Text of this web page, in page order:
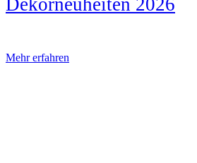
Dekorneuheiten 2026
Mehr erfahren